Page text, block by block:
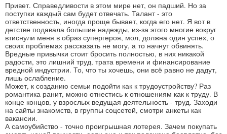
Привет. Справедливости в этом мире нет, он падший. Но за
поступки каждый сам будет отвечать. Талант - это
ответственность, иногда проще бывает, когда его нет. Я вот в
детстве подавала большие надежды, из-за этого многие вокруг
втиснули меня в образ супергероя, мол, должна один успех, о
своих проблемах рассказать не могу, а то начнут обвинять.
Вредные привычки стоит бросить полностью, в них никакой
радости, это лишний труд, трата времени и финансирование
вредной индустрии. То, что ты хочешь, они всё равно не дадут,
лишь ослабление.
Может, к созданию семьи подойти как к трудоустройству? Раз
романтика ранит, можно отнестись к отношениям как к труду. В
конце концов, у взрослых ведущая деятельность - труд. Заходи
на сайты знакомств, в группы соцсетей, смотри анкеты как
вакансии.
А самоубийство - точно проигрышная лотерея. Зачем покупать